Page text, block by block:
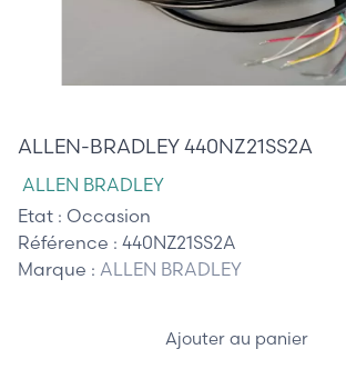
ALLEN-BRADLEY 440NZ21SS2A
ALLEN BRADLEY
Etat : Occasion
Référence : 440NZ21SS2A
Marque : ALLEN BRADLEY
Ajouter au panier